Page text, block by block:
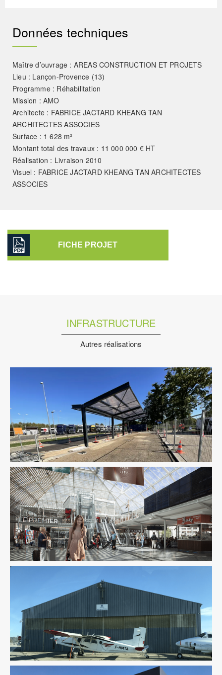
Données techniques
Maître d’ouvrage : AREAS CONSTRUCTION ET PROJETS
Lieu : Lançon-Provence (13)
Programme : Réhabilitation
Mission : AMO
Architecte : FABRICE JACTARD KHEANG TAN
ARCHITECTES ASSOCIES
Surface : 1 628 m²
Montant total des travaux : 11 000 000 € HT
Réalisation : Livraison 2010
Visuel : FABRICE JACTARD KHEANG TAN ARCHITECTES
ASSOCIES
FICHE PROJET
INFRASTRUCTURE
Autres réalisations
Infrastructure Pilotage D'opération / MOEX Structure VRD
Économie De La Construction Fluides Infrastructure
Pilotage D'opération / MOEX Structure